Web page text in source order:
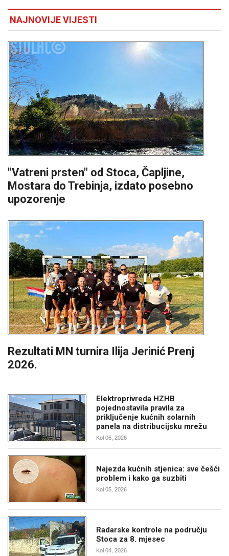
NAJNOVIJE VIJESTI
"Vatreni prsten" od Stoca, Čapljine,
Mostara do Trebinja, izdato posebno
upozorenje
Rezultati MN turnira Ilija Jerinić Prenj
2026.
Elektroprivreda HZHB
pojednostavila pravila za
priključenje kućnih solarnih
panela na distribucijsku mrežu
Kol 06, 2026
Najezda kućnih stjenica: sve češći
problem i kako ga suzbiti
Kol 05, 2026
Radarske kontrole na području
Stoca za 8. mjesec
Kol 04, 2026